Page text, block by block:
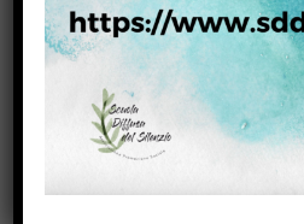
Pubblichiamo un articolo a firma
giornale Voce della Vallesina.
CON DON PAOLO SCQUIZZATO